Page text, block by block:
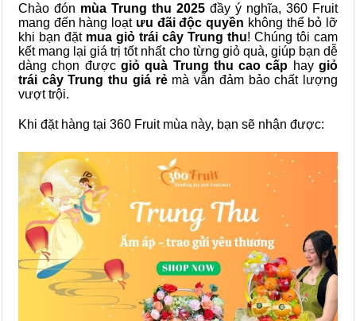
Chào đón mùa Trung thu 2025 đầy ý nghĩa, 360 Fruit
mang đến hàng loạt ưu đãi độc quyền không thể bỏ lỡ
khi bạn đặt mua giỏ trái cây Trung thu! Chúng tôi cam
kết mang lại giá trị tốt nhất cho từng giỏ quà, giúp bạn dễ
dàng chọn được giỏ quà Trung thu cao cấp haygiỏ
trái cây Trung thu giá rẻmà vẫn đảm bảo chất lượng
vượt trội.
Khi đặt hàng tại 360 Fruit mùa này, bạn sẽ nhận được: